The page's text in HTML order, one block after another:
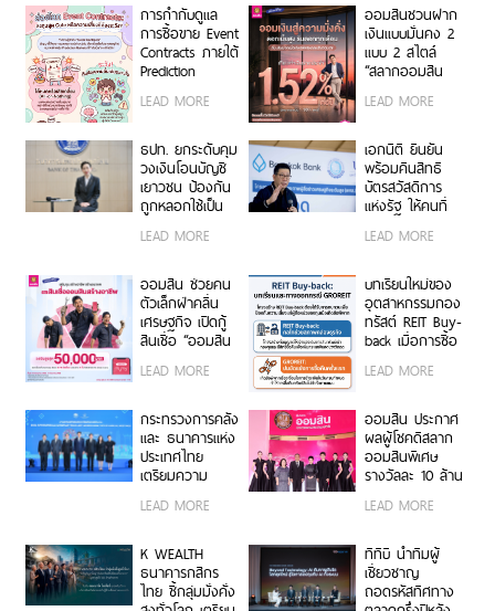
การกำกับดูแล
การซื้อขาย Event
Contracts ภายใต้
Prediction
พัฒนาการในต่าง
ของไทย
LEAD MORE
ออมสินชวนฝาก
เงินแบบมั่นคง 2
แบบ 2 สไตล์
“สลากออมสิน
ลุ้นรางวัลเดือนละ
รอบ กับ “เงิน
ฝากออมสิน
ออมสุข” ฝาก 3
ปี รับดอกเบี้ยทุก
เดือนเทียบเท่า
ฝากประจำ 1.52%
ภาษี
LEAD MORE
ธปท. ยกระดับคุม
วงเงินโอนบัญชี
เยาวชน ป้องกัน
ถูกหลอกใช้เป็น
LEAD MORE
เอกนิติ ยืนยัน
พร้อมคืนสิทธิ
บัตรสวัสดิการ
แห่งรัฐ ให้คนที่
กรรมการ หรือ
ประมาณไม่ใช่
ปัญหา ต้องการ
ช่วยเหลือคนไทย
มากกว่า จ่อทำ
ทักษะ ช่วยคนใน
ปีที่ถือบัตร
สวัสดิการฯ ให้
ลืมตาอ้าปากได้
LEAD MORE
ออมสิน ช่วยคน
ตัวเล็กฝ่าคลื่น
เศรษฐกิจ เปิดกู้
สินเชื่อ “ออมสิน
วงเงินสูงสุด
ดอกเบี้ยต่ำ ไม่
ต้องใช้หลัก
ประกัน กู้สะดวก
ปลอดภัยผ่าน
LEAD MORE
บทเรียนใหม่ของ
อุตสาหกรรมกอง
ทรัสต์ REIT Buy-
back เมื่อการซื้อ
กำหนด…ผู้ถือ
ไม่ควรเป็นผู้รับ
ผลกระทบ
LEAD MORE
กระทรวงการคลัง
และ ธนาคารแห่ง
ประเทศไทย
เตรียมความ
การ เป็นเจ้าภาพ
ปีกองทุนการเงิน
ระหว่างประเทศ
และกลุ่ม
LEAD MORE
ออมสิน ประกาศ
ผลผู้โชคดีสลาก
ออมสินพิเศษ
รางวัลละ 10 ล้าน
รางวัล ส่งท้าย
113 ปี
LEAD MORE
K WEALTH
ธนาคารกสิกร
ไทย ชี้กลุ่มมั่งคั่ง
ทีทีบี นำทีมผู้
เชี่ยวชาญ
ถอดรหัสทิศทาง